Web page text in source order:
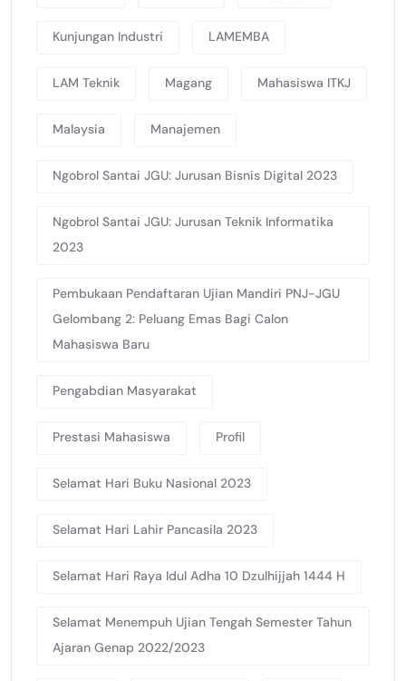
Kunjungan Industri LAMEMBA
LAM Teknik Magang Mahasiswa ITKJ
Malaysia Manajemen
Ngobrol Santai JGU: Jurusan Bisnis Digital 2023
Ngobrol Santai JGU: Jurusan Teknik Informatika
2023
Pembukaan Pendaftaran Ujian Mandiri PNJ-JGU
Gelombang 2: Peluang Emas Bagi Calon
Mahasiswa Baru
Pengabdian Masyarakat
Prestasi Mahasiswa Profil
Selamat Hari Buku Nasional 2023
Selamat Hari Lahir Pancasila 2023
Selamat Hari Raya Idul Adha 10 Dzulhijjah 1444 H
Selamat Menempuh Ujian Tengah Semester Tahun
Ajaran Genap 2022/2023